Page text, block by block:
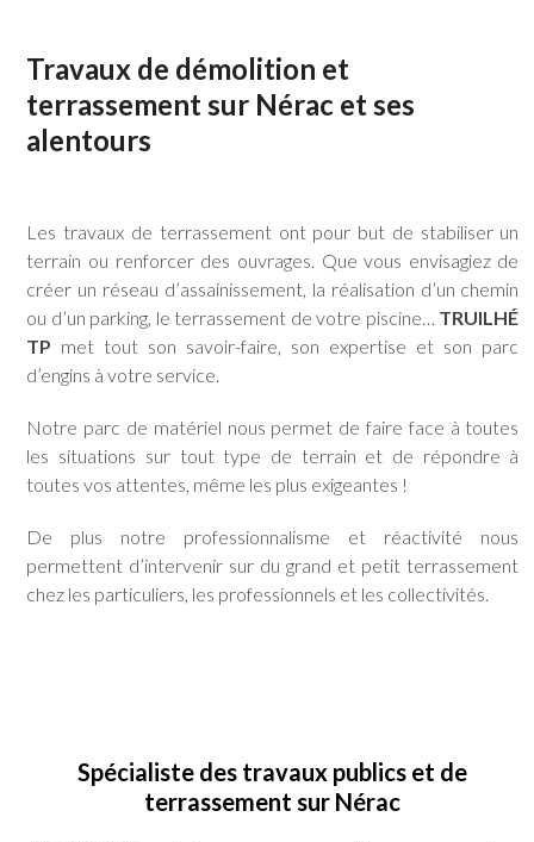
Travaux de démolition et
terrassement sur Nérac et ses
alentours
Les travaux de terrassement ont pour but de stabiliser un
terrain ou renforcer des ouvrages. Que vous envisagiez de
créer un réseau d’assainissement, la réalisation d’un chemin
ou d’un parking, le terrassement de votre piscine… TRUILHÉ
TP met tout son savoir-faire, son expertise et son parc
d’engins à votre service.
Notre parc de matériel nous permet de faire face à toutes
les situations sur tout type de terrain et de répondre à
toutes vos attentes, même les plus exigeantes !
De plus notre professionnalisme et réactivité nous
permettent d’intervenir sur du grand et petit terrassement
chez les particuliers, les professionnels et les collectivités.
Spécialiste des travaux publics et de
terrassement sur Nérac